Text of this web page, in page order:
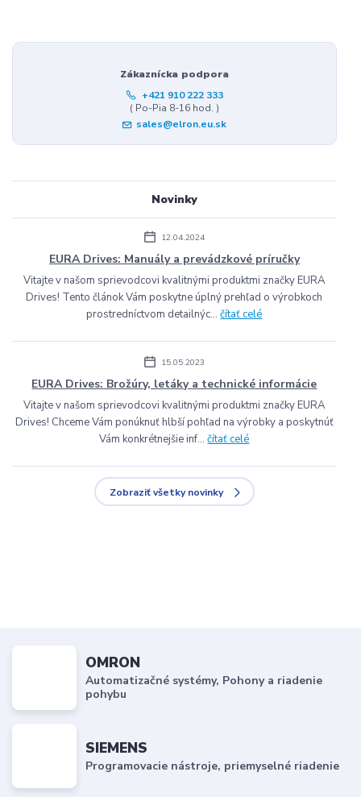
Zákaznícka podpora
+421 910 222 333
( Po-Pia 8-16 hod. )
sales@elron.eu.sk
Novinky
12.04.2024
EURA Drives: Manuály a prevádzkové príručky
Vitajte v našom sprievodcovi kvalitnými produktmi značky EURA
Drives! Tento článok Vám poskytne úplný prehľad o výrobkoch
prostredníctvom detailnýc...čítať celé
15.05.2023
EURA Drives: Brožúry, letáky a technické informácie
Vitajte v našom sprievodcovi kvalitnými produktmi značky EURA
Drives! Chceme Vám ponúknuť hlbší pohľad na výrobky a poskytnúť
Vám konkrétnejšie inf...čítať celé
Zobraziť všetky novinky
OMRON
Automatizačné systémy, Pohony a riadenie
pohybu
SIEMENS
Programovacie nástroje, priemyselné riadenie